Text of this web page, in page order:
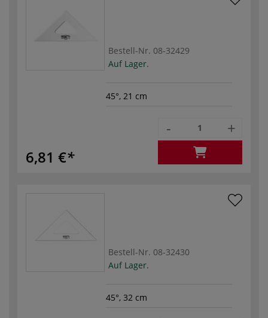
Bestell-Nr. 08-32429
Auf Lager.
45°, 21 cm
6,81 €
- +
Bestell-Nr. 08-32430
Auf Lager.
45°, 32 cm